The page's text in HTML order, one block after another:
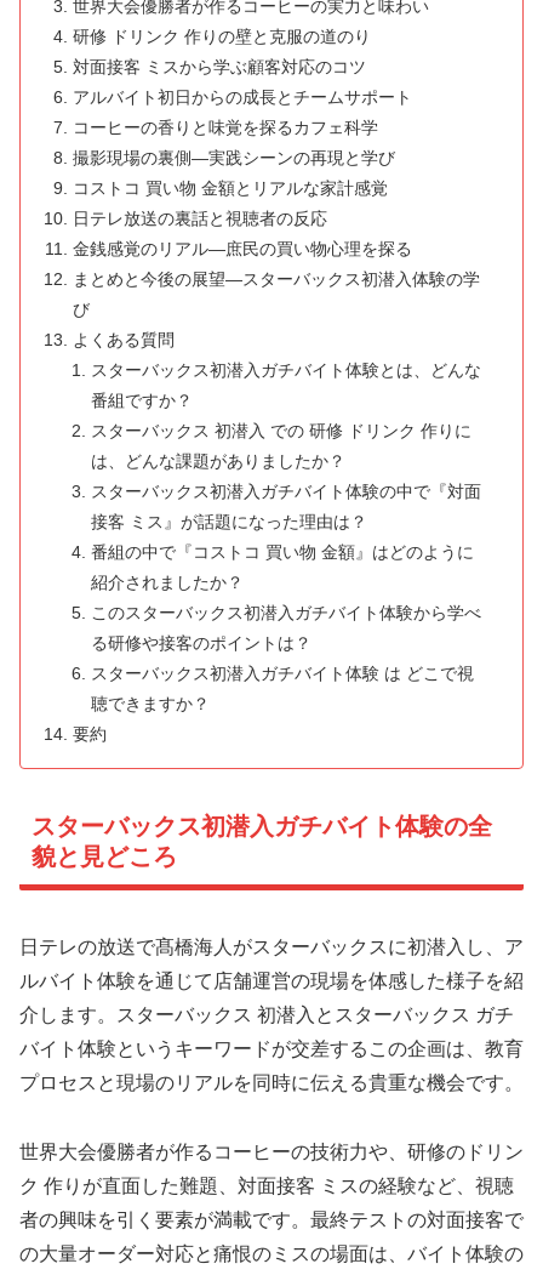
世界大会優勝者が作るコーヒーの実力と味わい
研修 ドリンク 作りの壁と克服の道のり
対面接客 ミスから学ぶ顧客対応のコツ
アルバイト初日からの成長とチームサポート
コーヒーの香りと味覚を探るカフェ科学
撮影現場の裏側—実践シーンの再現と学び
コストコ 買い物 金額とリアルな家計感覚
日テレ放送の裏話と視聴者の反応
金銭感覚のリアル—庶民の買い物心理を探る
まとめと今後の展望—スターバックス初潜入体験の学
び
よくある質問
スターバックス初潜入ガチバイト体験とは、どんな
番組ですか？
スターバックス 初潜入 での 研修 ドリンク 作りに
は、どんな課題がありましたか？
スターバックス初潜入ガチバイト体験の中で『対面
接客 ミス』が話題になった理由は？
番組の中で『コストコ 買い物 金額』はどのように
紹介されましたか？
このスターバックス初潜入ガチバイト体験から学べ
る研修や接客のポイントは？
スターバックス初潜入ガチバイト体験 は どこで視
聴できますか？
要約
スターバックス初潜入ガチバイト体験の全
貌と見どころ
日テレの放送で髙橋海人がスターバックスに初潜入し、ア
ルバイト体験を通じて店舗運営の現場を体感した様子を紹
介します。スターバックス 初潜入とスターバックス ガチ
バイト体験というキーワードが交差するこの企画は、教育
プロセスと現場のリアルを同時に伝える貴重な機会です。
世界大会優勝者が作るコーヒーの技術力や、研修のドリン
ク 作りが直面した難題、対面接客 ミスの経験など、視聴
者の興味を引く要素が満載です。最終テストの対面接客で
の大量オーダー対応と痛恨のミスの場面は、バイト体験の